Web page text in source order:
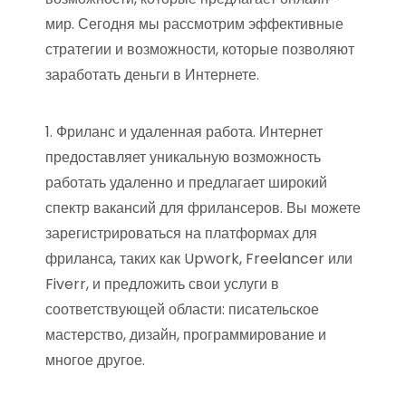
мир. Сегодня мы рассмотрим эффективные
стратегии и возможности, которые позволяют
заработать деньги в Интернете.
1. Фриланс и удаленная работа. Интернет
предоставляет уникальную возможность
работать удаленно и предлагает широкий
спектр вакансий для фрилансеров. Вы можете
зарегистрироваться на платформах для
фриланса, таких как Upwork, Freelancer или
Fiverr, и предложить свои услуги в
соответствующей области: писательское
мастерство, дизайн, программирование и
многое другое.